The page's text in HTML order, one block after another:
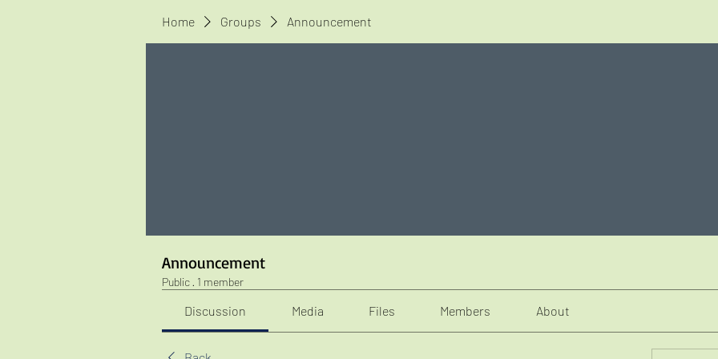
Home Groups Announcement
Announcement
Public · 1 member
Discussion Media Files Members About